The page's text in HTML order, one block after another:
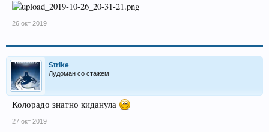
26 окт 2019
Strike
Лудоман со стажем
Колорадо знатно киданула
27 окт 2019